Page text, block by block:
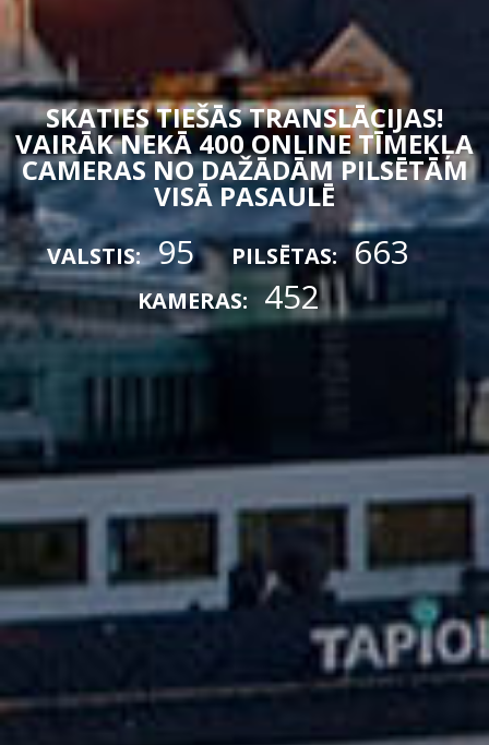
SKATIES TIEŠĀS TRANSLĀCIJAS!
VAIRĀK NEKĀ 400 ONLINE TĪMEKĻA
CAMERAS NO DAŽĀDĀM PILSĒTĀM
VISĀ PASAULĒ
VALSTIS: 95 PILSĒTAS: 663
KAMERAS: 452